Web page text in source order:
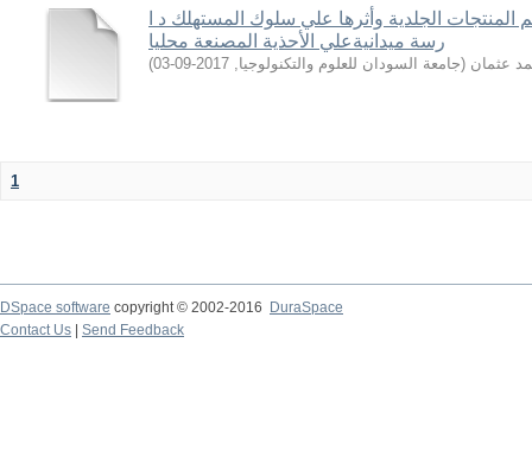
المنتجات الجلدیة وأثرها علي سلوك المستهلك د ا
رسة میدانیةعلي الأحذیة المصنعة محلیا
عثمان (جامعة السودان للعلوم والتكنولوجيا,
2017-09-03
)
1
DSpace software copyright © 2002-2016
DuraSpace
Contact Us
Send Feedback